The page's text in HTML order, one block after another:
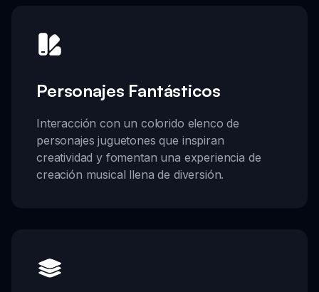
Personajes Fantásticos
Interacción con un colorido elenco de
personajes juguetones que inspiran
creatividad y fomentan una experiencia de
creación musical llena de diversión.